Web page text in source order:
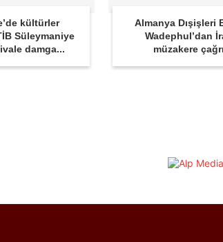
kültürler
Süleymaniye
damga...
Almanya Dışişleri
Wadephul’dan
müzakere